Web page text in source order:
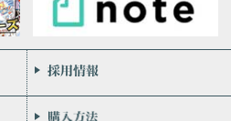
会社案内
お問い合わせ